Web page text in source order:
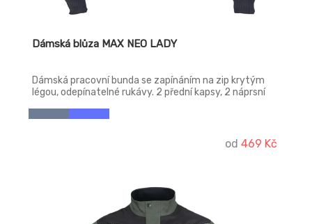
Dámská blůza MAX NEO LADY
Dámská pracovní bunda se zapínáním na zip krytým
légou, odepínatelné rukávy. 2 přední kapsy, 2 náprsní
od 469 Kč